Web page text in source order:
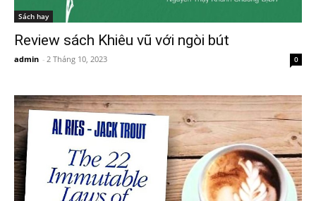
Sách hay
Review sách Khiêu vũ với ngòi bút
admin - 2 Tháng 10, 2023 0